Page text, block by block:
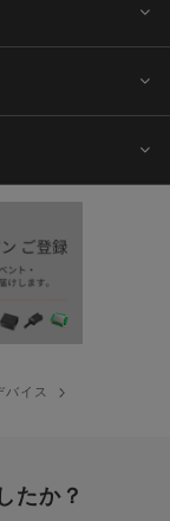
バイス
たか？